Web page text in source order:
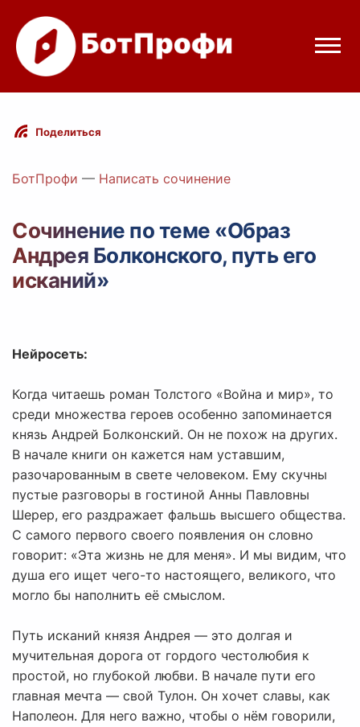
Режимы бота
Цены
Вход с Telegram
Поделиться
БотПрофи — Написать сочинение
Сочинение по теме «Образ
Андрея Болконского, путь его
исканий»
Нейросеть:
Когда читаешь роман Толстого «Война и мир», то
среди множества героев особенно запоминается
князь Андрей Болконский. Он не похож на других.
В начале книги он кажется нам уставшим,
разочарованным в свете человеком. Ему скучны
пустые разговоры в гостиной Анны Павловны
Шерер, его раздражает фальшь высшего общества.
С самого первого своего появления он словно
говорит: «Эта жизнь не для меня». И мы видим, что
душа его ищет чего-то настоящего, великого, что
могло бы наполнить её смыслом.
Путь исканий князя Андрея — это долгая и
мучительная дорога от гордого честолюбия к
простой, но глубокой любви. В начале пути его
главная мечта — свой Тулон. Он хочет славы, как
Наполеон. Для него важно, чтобы о нём говорили,